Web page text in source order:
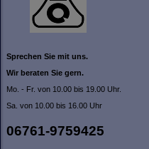
Sprechen Sie mit uns.
Wir beraten Sie gern.
Mo. - Fr. von 10.00 bis 19.00 Uhr.
Sa. von 10.00 bis 16.00 Uhr
06761-9759425